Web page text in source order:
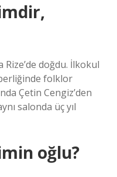
Rize’de doğdu. İlkokul
folklor
Çetin Cengiz’den
salonda üç yıl
oğlu?